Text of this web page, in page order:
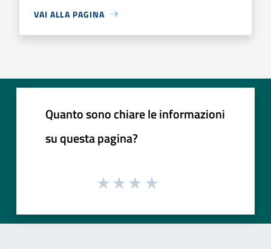
VAI ALLA PAGINA
Quanto sono chiare le informazioni
su questa pagina?